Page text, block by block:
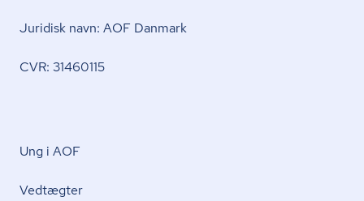
Juridisk navn: AOF Danmark
CVR: 31460115
Ung i AOF
Vedtægter